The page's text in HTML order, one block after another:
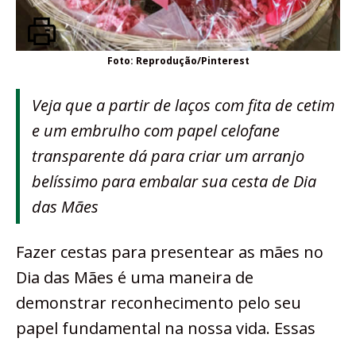
Foto: Reprodução/Pinterest
Veja que a partir de laços com fita de cetim
e um embrulho com papel celofane
transparente dá para criar um arranjo
belíssimo para embalar sua cesta de Dia
das Mães
Fazer cestas para presentear as mães no
Dia das Mães é uma maneira de
demonstrar reconhecimento pelo seu
papel fundamental na nossa vida. Essas